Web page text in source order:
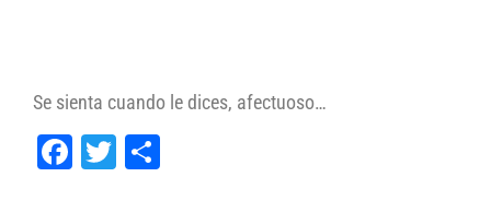
Se sienta cuando le dices, afectuoso…
Facebook
Twitter